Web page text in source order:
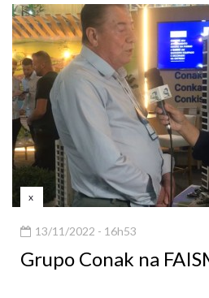
x
13/11/2022 - 16h53
Grupo Conak na